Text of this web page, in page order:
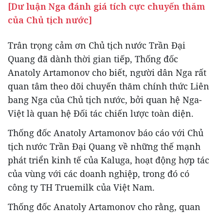
[Dư luận Nga đánh giá tích cực chuyến thăm
của Chủ tịch nước]
Trân trọng cảm ơn Chủ tịch nước Trần Đại
Quang đã dành thời gian tiếp, Thống đốc
Anatoly Artamonov cho biết, người dân Nga rất
quan tâm theo dõi chuyến thăm chính thức Liên
bang Nga của Chủ tịch nước, bởi quan hệ Nga-
Việt là quan hệ Đối tác chiến lược toàn diện.
Thống đốc Anatoly Artamonov báo cáo với Chủ
tịch nước Trần Đại Quang về những thế mạnh
phát triển kinh tế của Kaluga, hoạt động hợp tác
của vùng với các doanh nghiệp, trong đó có
công ty TH Truemilk của Việt Nam.
Thống đốc Anatoly Artamonov cho rằng, quan